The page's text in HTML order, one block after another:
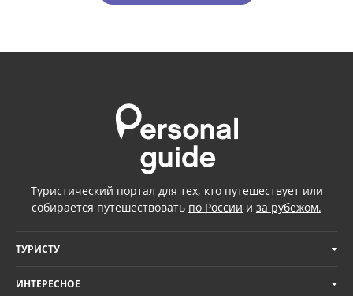
Туристический портал для тех, кто путешествует или
собирается путешествовать по России и за рубежом.
ТУРИСТУ
ИНТЕРЕСНОЕ